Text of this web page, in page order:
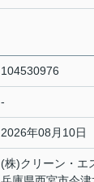
104530976
-
2026年08月10日
(株)クリーン・エ